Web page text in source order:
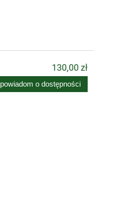
130,00 zł
powiadom o dostępności